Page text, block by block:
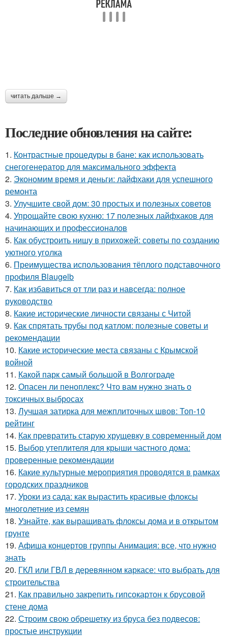
читать дальше →
Последние обновления на сайте:
1. Контрастные процедуры в бане: как использовать
снегогенератор для максимального эффекта
2. Экономим время и деньги: лайфхаки для успешного
ремонта
3. Улучшите свой дом: 30 простых и полезных советов
4. Упрощайте свою кухню: 17 полезных лайфхаков для
начинающих и профессионалов
5. Как обустроить нишу в прихожей: советы по созданию
уютного уголка
6. Преимущества использования тёплого подставочного
профиля Blaugelb
7. Как избавиться от тли раз и навсегда: полное
руководство
8. Какие исторические личности связаны с Читой
9. Как спрятать трубы под катлом: полезные советы и
рекомендации
10. Какие исторические места связаны с Крымской
войной
11. Какой парк самый большой в Волгограде
12. Опасен ли пеноплекс? Что вам нужно знать о
токсичных выбросах
13. Лучшая затирка для межплиточных швов: Топ-10
рейтинг
14. Как превратить старую хрущевку в современный дом
15. Выбор утеплителя для крыши частного дома:
проверенные рекомендации
16. Какие культурные мероприятия проводятся в рамках
городских праздников
17. Уроки из сада: как вырастить красивые флоксы
многолетние из семян
18. Узнайте, как выращивать флоксы дома и в открытом
грунте
19. Афиша концертов группы Анимация: все, что нужно
знать
20. ГКЛ или ГВЛ в деревянном каркасе: что выбрать для
строительства
21. Как правильно закрепить гипсокартон к брусовой
стене дома
22. Строим свою обрешетку из бруса без подвесов:
простые инструкции